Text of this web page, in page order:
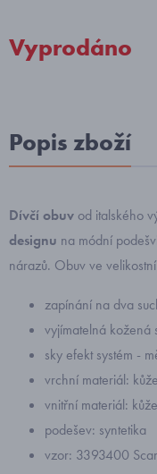
Vyprodáno
Popis zboží
Dívčí obuv od italského
designu na módní
nárazů. Obuv ve
zapínání na dva
vyjímatelná kožená
sky efekt systém -
vrchní materiál:
vnitřní materiál:
podešev: syntetika
vzor: 3393400